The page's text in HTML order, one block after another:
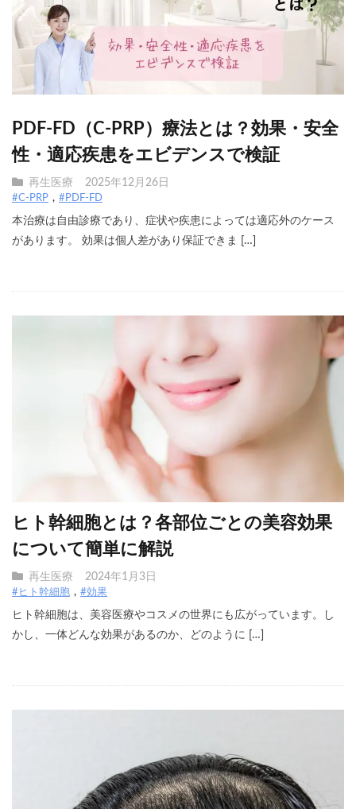
PDF-FD（C-PRP）療法とは？効果・安全
性・適応疾患をエビデンスで検証
再生医療 2025年12月26日
#C-PRP #PDF-FD
本治療は自由診療であり、症状や疾患によっては適応外のケース
があります。 効果は個人差があり保証できま […]
ヒト幹細胞とは？各部位ごとの美容効果
について簡単に解説
再生医療 2024年1月3日
#ヒト幹細胞 #効果
ヒト幹細胞は、美容医療やコスメの世界にも広がっています。し
かし、一体どんな効果があるのか、どのように […]